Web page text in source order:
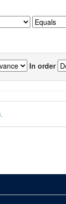
In order